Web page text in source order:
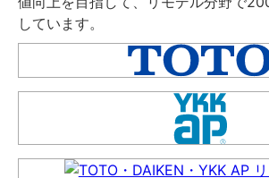
しています。